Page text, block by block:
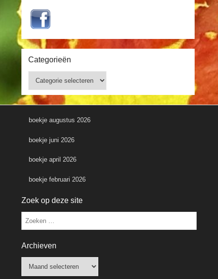
Categorieën
boekje augustus 2026
boekje juni 2026
boekje april 2026
boekje februari 2026
Zoek op deze site
Zoeken
Archieven